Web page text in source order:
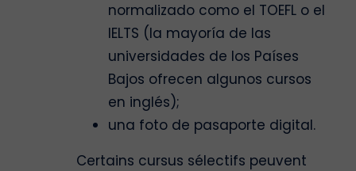
normalizado como el TOEFL o el
IELTS (la mayoría de las
universidades de los Países
Bajos ofrecen algunos cursos
en inglés);
una foto de pasaporte digital.
Certains cursus sélectifs peuvent